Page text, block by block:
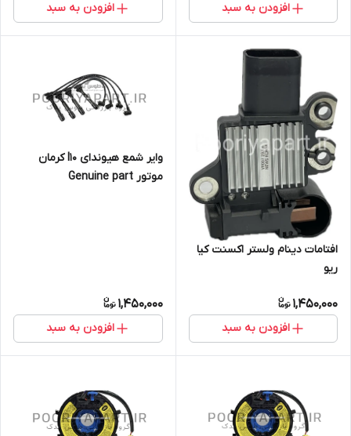
افزودن به سبد افزودن به سبد
افتامات دینام ولستر اکسنت کیا
ریو
1,450,000
افزودن به سبد
وایر شمع هیوندای I10 کرمان
موتور Genuine part
1,450,000
افزودن به سبد